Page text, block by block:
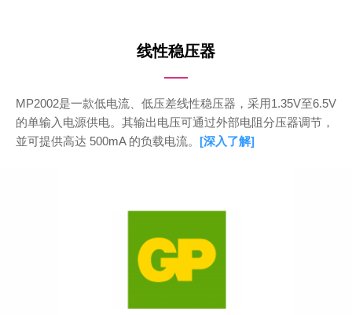
线性稳压器
MP2002是一款低电流、低压差线性稳压器，采用1.35V至6.5V
的单输入电源供电。其输出电压可通过外部电阻分压器调节，
並可提供高达 500mA 的负载电流。 [深入了解]